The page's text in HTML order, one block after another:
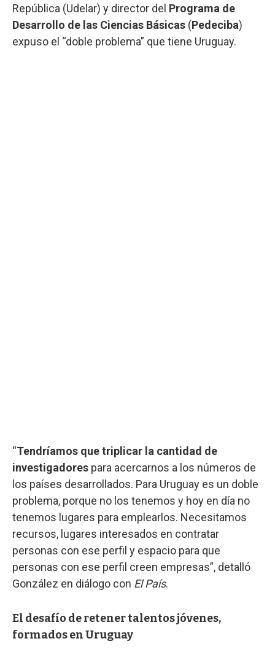
República (Udelar) y director del Programa de
Desarrollo de las Ciencias Básicas (Pedeciba)
expuso el “doble problema” que tiene Uruguay.
“Tendríamos que triplicar la cantidad de
investigadores para acercarnos a los números de
los países desarrollados. Para Uruguay es un doble
problema, porque no los tenemos y hoy en día no
tenemos lugares para emplearlos. Necesitamos
recursos, lugares interesados en contratar
personas con ese perfil y espacio para que
personas con ese perfil creen empresas”, detalló
González en diálogo con El País.
El desafío de retener talentos jóvenes,
formados en Uruguay